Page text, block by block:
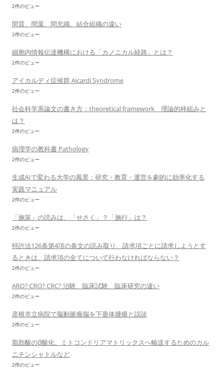
2件のビュー
間質、間葉、間充織、結合組織の違い
2件のビュー
細胞内情報伝達機構における「カノニカル経路」とは？
2件のビュー
アイカルディ症候群 Aicardi Syndrome
2件のビュー
社会科学系論文の書き方：theoretical framework 理論的枠組みと
は？
2件のビュー
病理学の教科書 Pathology
2件のビュー
生成AIで変わる大学の風景：研究・教育・運営を劇的に効率化する
実践マニュアル
2件のビュー
「施策」の読みは、「せさく」？「施行」は？
2件のビュー
特許法126条第4項の条文の読み取り 請求項ごとに請求しようとす
るときは、請求項の全てについて行わなければならない？
2件のビュー
ARO? CRO? CRC? 治験、臨床試験、臨床研究の違い
2件のビュー
彦根市立病院で脳動脈瘤脳を下垂体腫瘍と誤診
2件のビュー
脂肪酸のβ酸化、ミトコンドリアマトリックスへ輸送するためのカル
ニチンシャトルなど
2件のビュー